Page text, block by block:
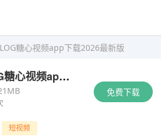
糖心视频app下载2026最新版
免费下载
TXVLOG糖心视频app下载2026最新版
短视频